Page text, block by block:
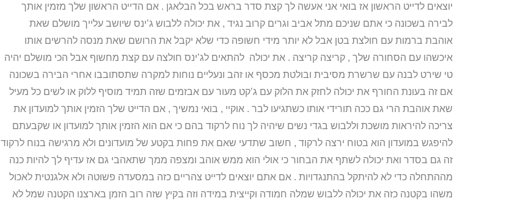
יוצאים לדייט הראשון אז בואי אני אעשה לך קצת סדר בראש בכל הבלאגן . אם הדייט הראשון שלך מזמין אותך
לבירה בשכונה כי אתם שניכם מתל אביב וגרים קרוב נגיד , את יכולה ללבוש ג’ינס שיושב עלייך מושלם שאת
אוהבת ברמות עם חולצת בטן אבל לא יותר מידי חשופה כדי שלא יקבל את הרושם שאת מנסה להרשים אותו
איכשהו עם הסחורה שלך , קריצה קריצה . את יכולה להתאים לג’ינס חולצה עם קצת מחשוף אבל הכי מושלם יהיה
טי שירט לבנה עם שרשרת מסיבית ובולטת מכסף או זהב ונעליים נוחות למקרה שתסתובבו אחרי הבירה בשכונה
אם זה בעונת החורף את יכולה לחזק את הלוק עם ג’קט מעור עם אבזמים שזה תמיד מוסיף ללוק או לשים כל מעיל
שאת אוהבת הרי גם ככה תורידי אותו כשתגיעו לבר . אוקיי , בואי נמשיך , אם הדייט שלך הזמין אותך למועדון את
צריכה להיראות מושכת וללבוש בגדי נשים שיהיה לך נוח לרקוד בהם כי אם הוא הזמין אותך למועדון או שקבעתם
להיפגש במועדון הוא בטוח ירצה לרקוד , חשוב שתדעי שאם את פחות בקטע של מועדונים ולא מרגישה בנוח לרקוד
זה גם בסדר ואת יכולה לשתף את הבחור כי אולי הוא ממש אוהב ומצפה ממך שתאהבי גם אז עדיף לך להיות כנה
מההתחלה כדי לא להיתקל בהתנגדויות . אם אתם יוצאים לדייט צהריים כזה במסעדה פשוטה ולא אלגנטית לאכול
משהו בקטנה כזה את יכולה ללבוש שמלה חמודה וקייצית במידה וזה בקיץ שזה רוב הזמן בארצנו הקטנה שמל לא